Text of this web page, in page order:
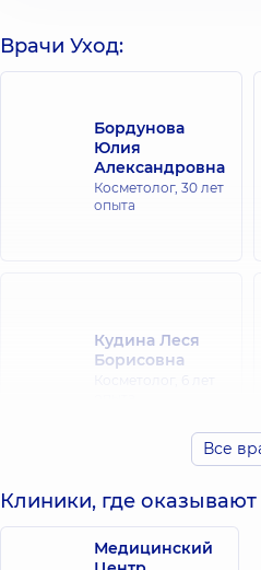
Врачи Уход:
Бордунова
Юлия
Александровна
Косметолог, 30 лет
опыта
Кудина Леся
Борисовна
Максимова
Елена
Дерматовенеролог;
Все
Клиники, где оказывают
Медицинский